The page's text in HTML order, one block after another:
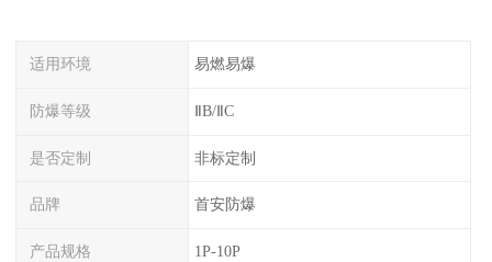
适用环境 易燃易爆
防爆等级 ⅡB/ⅡC
是否定制 非标定制
品牌 首安防爆
产品规格 1P-10P